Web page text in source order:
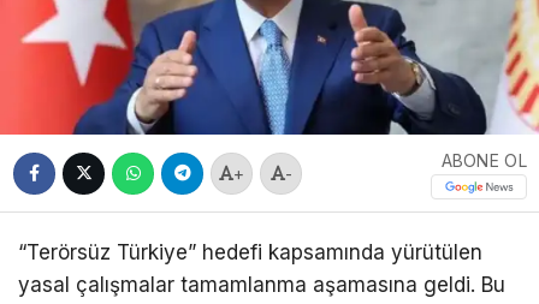
+ -
ABONE OL
“Terörsüz Türkiye” hedefi kapsamında yürütülen
yasal çalışmalar tamamlanma aşamasına geldi. Bu